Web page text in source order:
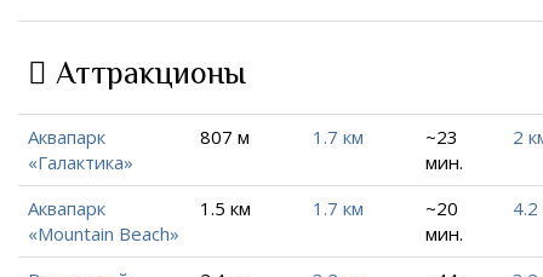
Аттракционы
Аквапарк
«Галактика»
807 м 1.7 км
~23
мин.
2
Аквапарк
«Mountain Beach»
1.5 км 1.7 км
~20
мин.